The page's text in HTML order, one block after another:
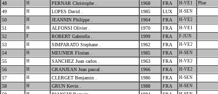
48 H PERNAR Christophe . 1968 FRA H-VE1 Phar
49 H LOPES David . 1985 LUX H-SEN
50 H JEANNIN Philippe . 1964 FRA H-VE2
51 H ALFONSI Olivier . 1970 FRA H-VE1
52 F ROBERT Gabriella . 1999 FRA F-JUN
53 H SIMPARATO Stephane . 1962 FRA H-VE2
54 H MEUNIER Florian . 1985 FRA H-SEN
55 H SANCHEZ Juan carlos . 1963 FRA H-VE2
56 H GRANJEAN Jean pascal . 1966 FRA H-VE2
57 H CLERGET Benjamin . 1986 FRA H-SEN
58 H GRUN Kevin . 1988 FRA H-SEN